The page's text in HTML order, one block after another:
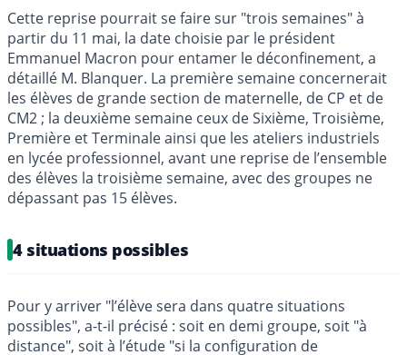
Cette reprise pourrait se faire sur "trois semaines" à
partir du 11 mai, la date choisie par le président
Emmanuel Macron pour entamer le déconfinement, a
détaillé M. Blanquer. La première semaine concernerait
les élèves de grande section de maternelle, de CP et de
CM2 ; la deuxième semaine ceux de Sixième, Troisième,
Première et Terminale ainsi que les ateliers industriels
en lycée professionnel, avant une reprise de l’ensemble
des élèves la troisième semaine, avec des groupes ne
dépassant pas 15 élèves.
4 situations possibles
Pour y arriver "l’élève sera dans quatre situations
possibles", a-t-il précisé : soit en demi groupe, soit "à
distance", soit à l’étude "si la configuration de